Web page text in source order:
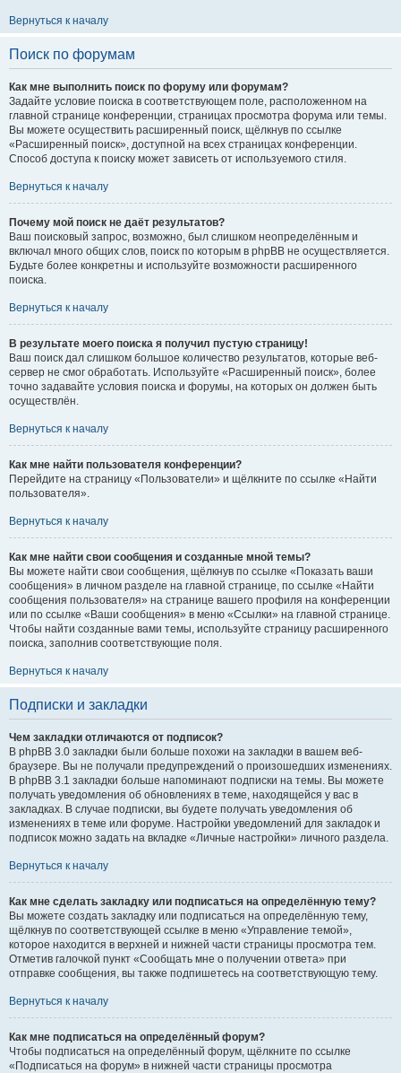
Вернуться к началу
Поиск по форумам
Как мне выполнить поиск по форуму или форумам?
Задайте условие поиска в соответствующем поле, расположенном на
главной странице конференции, страницах просмотра форума или темы.
Вы можете осуществить расширенный поиск, щёлкнув по ссылке
«Расширенный поиск», доступной на всех страницах конференции.
Способ доступа к поиску может зависеть от используемого стиля.
Вернуться к началу
Почему мой поиск не даёт результатов?
Ваш поисковый запрос, возможно, был слишком неопределённым и
включал много общих слов, поиск по которым в phpBB не осуществляется.
Будьте более конкретны и используйте возможности расширенного
поиска.
Вернуться к началу
В результате моего поиска я получил пустую страницу!
Ваш поиск дал слишком большое количество результатов, которые веб-
сервер не смог обработать. Используйте «Расширенный поиск», более
точно задавайте условия поиска и форумы, на которых он должен быть
осуществлён.
Вернуться к началу
Как мне найти пользователя конференции?
Перейдите на страницу «Пользователи» и щёлкните по ссылке «Найти
пользователя».
Вернуться к началу
Как мне найти свои сообщения и созданные мной темы?
Вы можете найти свои сообщения, щёлкнув по ссылке «Показать ваши
сообщения» в личном разделе на главной странице, по ссылке «Найти
сообщения пользователя» на странице вашего профиля на конференции
или по ссылке «Ваши сообщения» в меню «Ссылки» на главной странице.
Чтобы найти созданные вами темы, используйте страницу расширенного
поиска, заполнив соответствующие поля.
Вернуться к началу
Подписки и закладки
Чем закладки отличаются от подписок?
В phpBB 3.0 закладки были больше похожи на закладки в вашем веб-
браузере. Вы не получали предупреждений о произошедших изменениях.
В phpBB 3.1 закладки больше напоминают подписки на темы. Вы можете
получать уведомления об обновлениях в теме, находящейся у вас в
закладках. В случае подписки, вы будете получать уведомления об
изменениях в теме или форуме. Настройки уведомлений для закладок и
подписок можно задать на вкладке «Личные настройки» личного раздела.
Вернуться к началу
Как мне сделать закладку или подписаться на определённую тему?
Вы можете создать закладку или подписаться на определённую тему,
щёлкнув по соответствующей ссылке в меню «Управление темой»,
которое находится в верхней и нижней части страницы просмотра тем.
Отметив галочкой пункт «Сообщать мне о получении ответа» при
отправке сообщения, вы также подпишетесь на соответствующую тему.
Вернуться к началу
Как мне подписаться на определённый форум?
Чтобы подписаться на определённый форум, щёлкните по ссылке
«Подписаться на форум» в нижней части страницы просмотра